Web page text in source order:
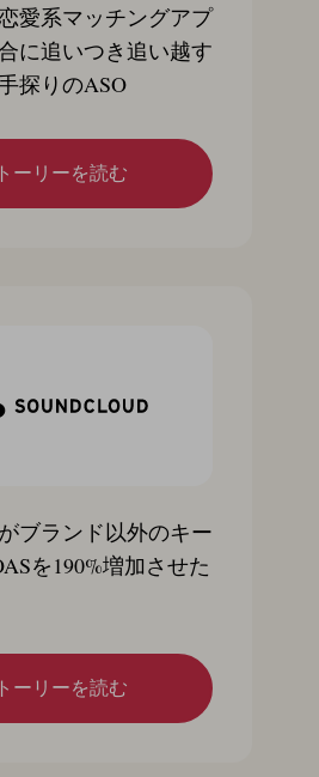
愛系マッチングアプ
に追いつき追い越す
探りのASO
ーリーを読む
ブランド以外のキー
を190%増加させた
ーリーを読む